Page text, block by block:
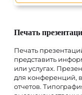
Печать
Печать
представить
или услугах.
для конференций,
отчетов.